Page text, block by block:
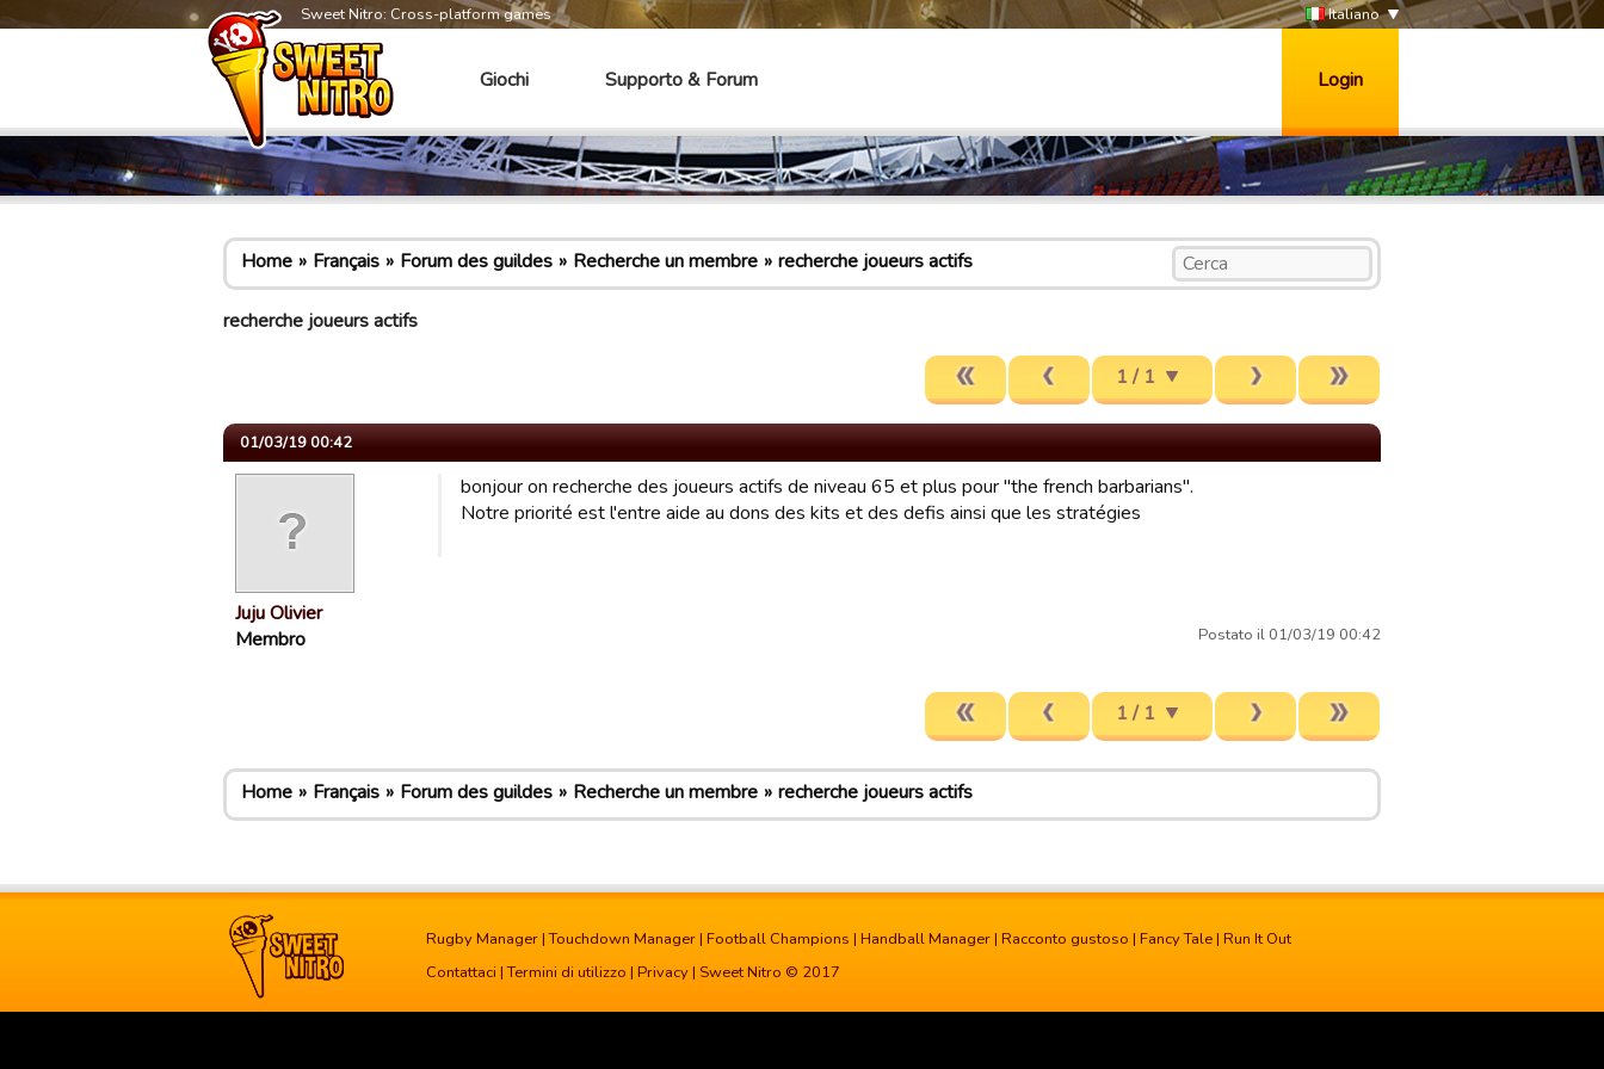
Sweet Nitro: Cross-platform games Italiano
Giochi Supporto & Forum Login
Home Français Forum des guildes Recherche un membre recherche joueurs actifs
recherche joueurs actifs
1 / 1
01/03/19 00:42
Juju Olivier
Membro
bonjour on recherche des joueurs actifs de niveau 65 et plus pour "the french barbarians".
Notre priorité est l'entre aide au dons des kits et des defis ainsi que les stratégies
Postato il 01/03/19 00:42
1 / 1
Home Français Forum des guildes Recherche un membre recherche joueurs actifs
Rugby Manager |Touchdown Manager | Football Champions | Handball Manager | Racconto gustoso | Fancy Tale | Run It Out
Contattaci |Termini di utilizzo | Privacy | Sweet Nitro © 2017